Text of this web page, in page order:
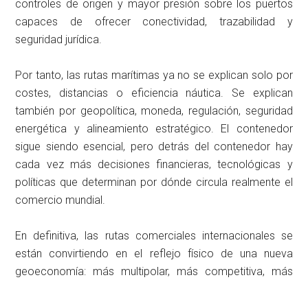
controles de origen y mayor presión sobre los puertos
capaces de ofrecer conectividad, trazabilidad y
seguridad jurídica.
Por tanto, las rutas marítimas ya no se explican solo por
costes, distancias o eficiencia náutica. Se explican
también por geopolítica, moneda, regulación, seguridad
energética y alineamiento estratégico. El contenedor
sigue siendo esencial, pero detrás del contenedor hay
cada vez más decisiones financieras, tecnológicas y
políticas que determinan por dónde circula realmente el
comercio mundial.
En definitiva, las rutas comerciales internacionales se
están convirtiendo en el reflejo físico de una nueva
geoeconomía: más multipolar, más competitiva, más